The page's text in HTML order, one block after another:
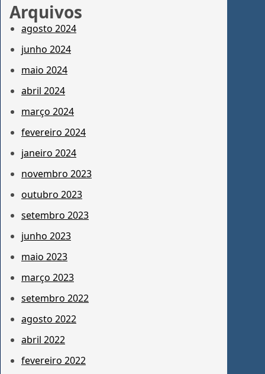
Arquivos
agosto 2024
junho 2024
maio 2024
abril 2024
março 2024
fevereiro 2024
janeiro 2024
novembro 2023
outubro 2023
setembro 2023
junho 2023
maio 2023
março 2023
setembro 2022
agosto 2022
abril 2022
fevereiro 2022